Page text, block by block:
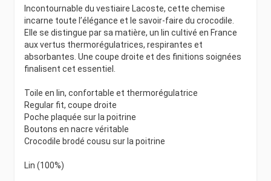
Incontournable du vestiaire Lacoste, cette chemise
incarne toute l’élégance et le savoir-faire du crocodile.
Elle se distingue par sa matière, un lin cultivé en France
aux vertus thermorégulatrices, respirantes et
absorbantes. Une coupe droite et des finitions soignées
finalisent cet essentiel.
Toile en lin, confortable et thermorégulatrice
Regular fit, coupe droite
Poche plaquée sur la poitrine
Boutons en nacre véritable
Crocodile brodé cousu sur la poitrine
Lin (100%)